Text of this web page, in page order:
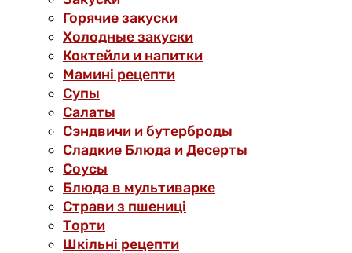
Горячие закуски
Холодные закуски
Коктейли и напитки
Мамині рецепти
Супы
Салаты
Сэндвичи и бутерброды
Сладкие Блюда и Десерты
Соусы
Блюда в мультиварке
Страви з пшениці
Торти
Шкільні рецепти